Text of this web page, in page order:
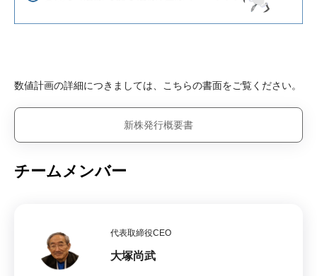
数値計画の詳細につきましては、こちらの書面をご覧ください。
新株発行概要書
チームメンバー
代表取締役CEO
大塚尚武